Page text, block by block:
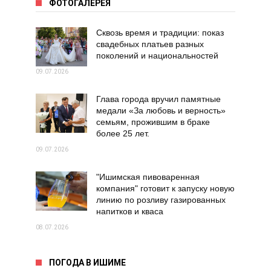
ФОТОГАЛЕРЕЯ
Сквозь время и традиции: показ
свадебных платьев разных
поколений и национальностей
09.07.2026
Глава города вручил памятные
медали «За любовь и верность»
семьям, прожившим в браке
более 25 лет.
09.07.2026
"Ишимская пивоваренная
компания" готовит к запуску новую
линию по розливу газированных
напитков и кваса
08.07.2026
ПОГОДА В ИШИМЕ